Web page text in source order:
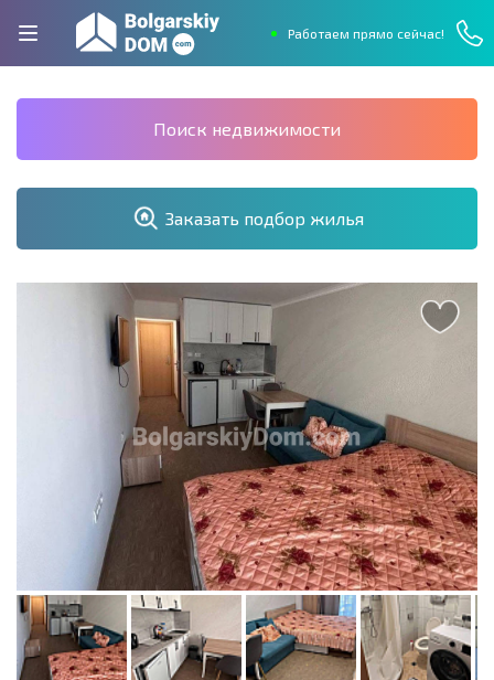
Работаем прямо сейчас!
Поиск недвижимости
Заказать подбор жилья